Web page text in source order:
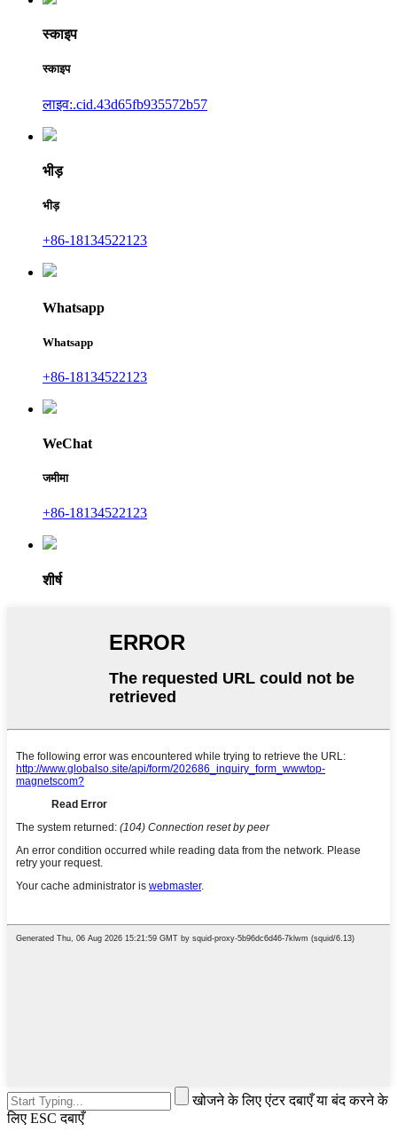
स्काइप
स्काइप
लाइव:.cid.43d65fb935572b57
भीड़
भीड़
+86-18134522123
Whatsapp
Whatsapp
+86-18134522123
WeChat
जमीमा
+86-18134522123
शीर्ष
खोजने के लिए एंटर दबाएँ या बंद करने के
लिए ESC दबाएँ